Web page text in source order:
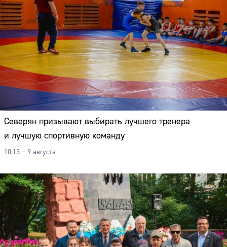
Северян призывают выбирать лучшего тренера
и лучшую спортивную команду
10:13 – 9 августа